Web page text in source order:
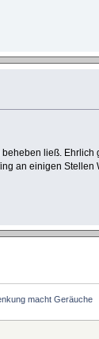
ließ.
an einigen
macht Geräuche